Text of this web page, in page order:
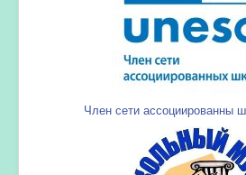
Член сети